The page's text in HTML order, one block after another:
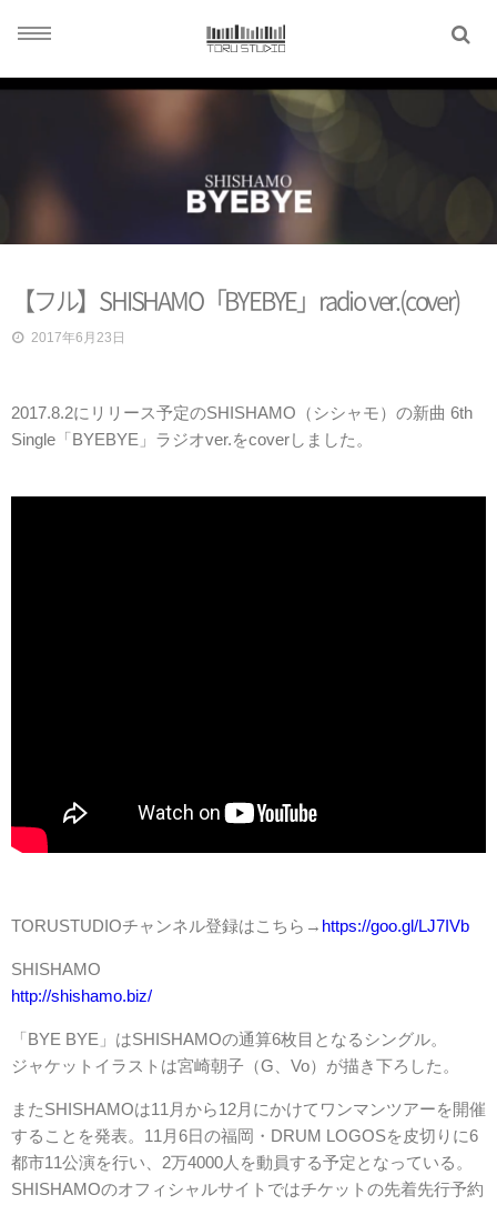
SYSTEM
WORKS
CONTACT
【フル】SHISHAMO「BYEBYE」radio ver.(cover)
2017年6月23日
2017.8.2にリリース予定のSHISHAMO（シシャモ）の新曲 6th
Single「BYEBYE」ラジオver.をcoverしました。
TORUSTUDIOチャンネル登録はこちら→ https://goo.gl/LJ7IVb
SHISHAMO
http://shishamo.biz/
「BYE BYE」はSHISHAMOの通算6枚目となるシングル。
ジャケットイラストは宮崎朝子（G、Vo）が描き下ろした。
またSHISHAMOは11月から12月にかけてワンマンツアーを開催
することを発表。11月6日の福岡・DRUM LOGOSを皮切りに6
都市11公演を行い、2万4000人を動員する予定となっている。
SHISHAMOのオフィシャルサイトではチケットの先着先行予約